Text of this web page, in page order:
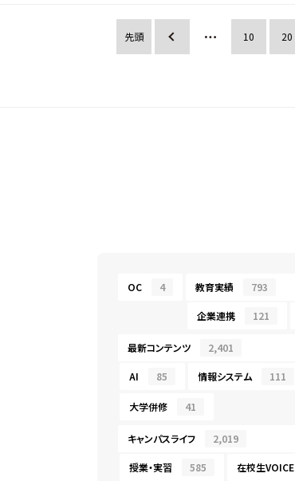
先頭 « 10 20
OC 4 教育実績 793
企業連携 121
最新コンテンツ 2,401
AI 85 情報システム 111
大学併修 41
キャンパスライフ 2,019
授業・実習 585 在校生VOICE